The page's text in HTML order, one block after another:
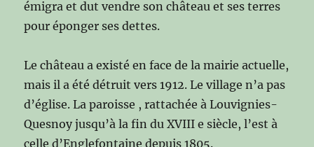
émigra et dut vendre son château et ses terres
pour éponger ses dettes.
Le château a existé en face de la mairie actuelle,
mais il a été détruit vers 1912. Le village n’a pas
d’église. La paroisse , rattachée à Louvignies-
Quesnoy jusqu’à la fin du XVIII e siècle, l’est à
celle d’Englefontaine depuis 1805.